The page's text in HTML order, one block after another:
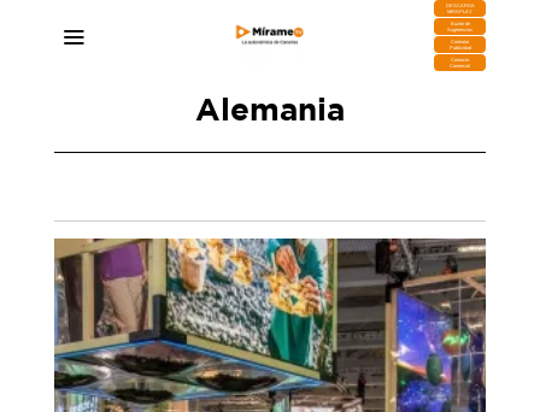
DESCARGA
MIRAPLAY
Buzón de
Sugerencias
Contratar
Publicidad
Contacto
Comercial
Alemania